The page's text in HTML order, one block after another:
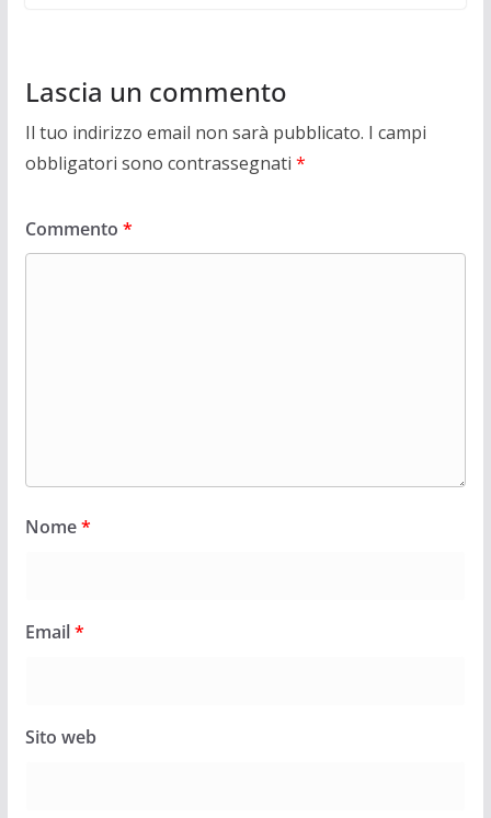
Lascia un commento
Il tuo indirizzo email non sarà pubblicato. I campi
obbligatori sono contrassegnati *
Commento *
Nome*
Email*
Sito web